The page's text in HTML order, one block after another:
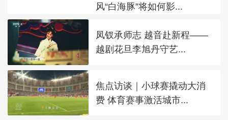
风“白海豚”将如何影...
凤钗承师志 越音赴新程——
越剧花旦李旭丹守艺...
焦点访谈｜小球赛撬动大消
费 体育赛事激活城市...